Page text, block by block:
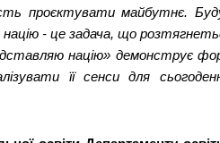
проєктувати майбутнє.
націю - це задача, що
націю» демонструє
її сенси для